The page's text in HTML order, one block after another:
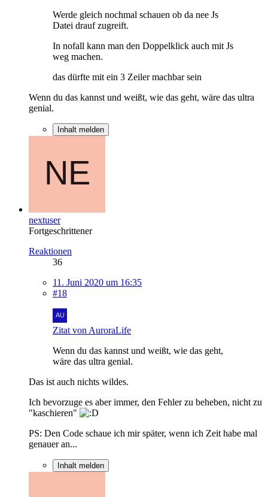
Werde gleich nochmal schauen ob da nee Js
Datei drauf zugreift.
In nofall kann man den Doppelklick auch mit Js
weg machen.
das dürfte mit ein 3 Zeiler machbar sein
Wenn du das kannst und weißt, wie das geht, wäre das ultra
genial.
Inhalt melden
nextuser
Fortgeschrittener
Reaktionen
36
11. Juni 2020 um 16:35
#18
Zitat von AuroraLife
Wenn du das kannst und weißt, wie das geht,
wäre das ultra genial.
Das ist auch nichts wildes.
Ich bevorzuge es aber immer, den Fehler zu beheben, nicht zu
"kaschieren"
PS: Den Code schaue ich mir später, wenn ich Zeit habe mal
genauer an...
Inhalt melden